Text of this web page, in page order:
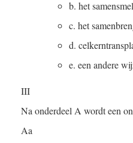
b. het
c. het
d.
e. een andere
III
Na onderdeel A wordt een
Aa